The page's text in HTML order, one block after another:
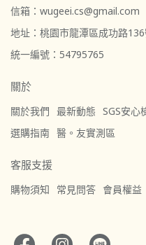
信箱：wugeei.cs@gmail.com
地址：桃園市龍潭區成功路
統一編號：54795765
關於
關於我們 最新動態 SGS安心
選購指南 醫。友實測區
客服支援
購物須知 常見問答 會員權益